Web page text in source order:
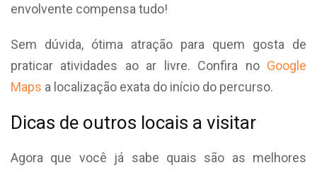
envolvente compensa tudo!
Sem dúvida, ótima atração para quem gosta de
praticar atividades ao ar livre. Confira no Google
Maps a localização exata do início do percurso.
Dicas de outros locais a visitar
Agora que você já sabe quais são as melhores